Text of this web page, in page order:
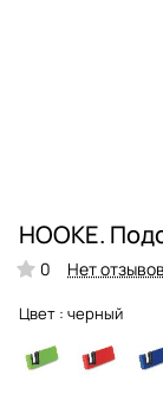
HOOKE.
0 Нет отзывов
Цвет : черный